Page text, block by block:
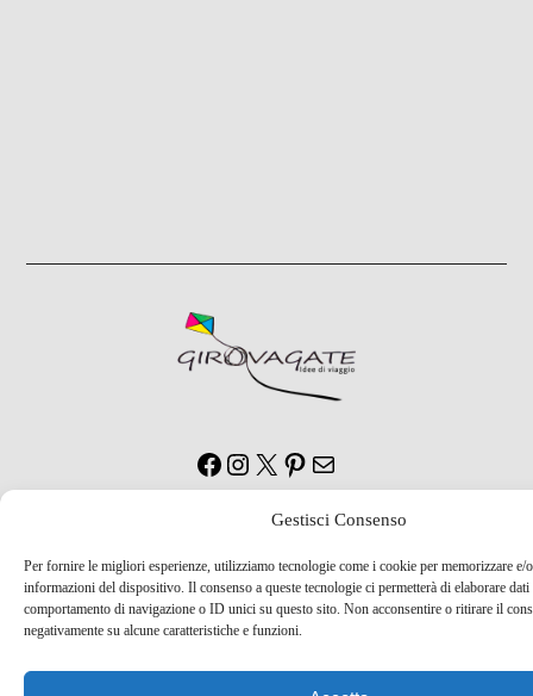
Gestisci Consenso
Per fornire le migliori esperienze, utilizziamo tecnologie come i cookie per memorizzare e/o
informazioni del dispositivo. Il consenso a queste tecnologie ci permetterà di elaborare
comportamento di navigazione o ID unici su questo sito. Non acconsentire o ritirare il
negativamente su alcune caratteristiche e funzioni.
Facebook
Instagram
X Pinterest
Email
Top